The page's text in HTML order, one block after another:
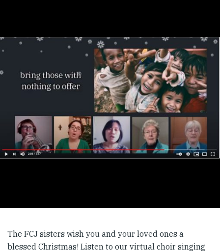
The FCJ sisters wish you and your loved ones a
blessed Christmas! Listen to our virtual choir singing